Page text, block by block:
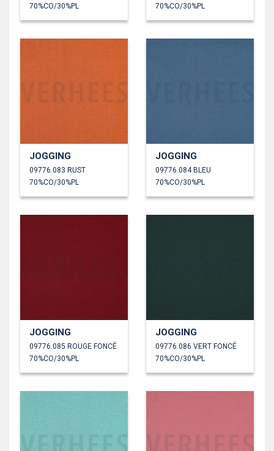
70%CO/30%PL
70%CO/30%PL
JOGGING
09776.083 RUST
70%CO/30%PL
JOGGING
09776.084 BLEU
70%CO/30%PL
JOGGING
09776.085 ROUGE FONCÉ
70%CO/30%PL
JOGGING
09776.086 VERT FONCÉ
70%CO/30%PL